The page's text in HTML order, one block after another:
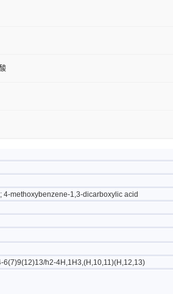
methoxybenzene-1,3-dicarboxylic acid
h2-4H,1H3,(H,10,11)(H,12,13)